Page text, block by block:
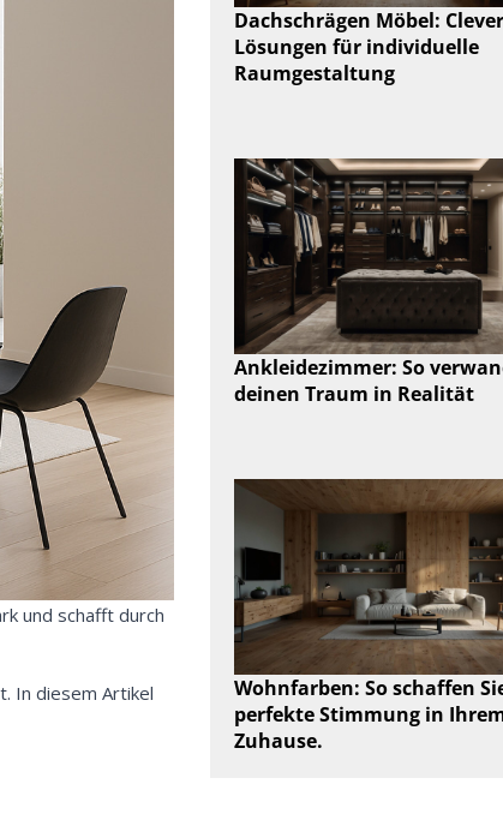
und schafft durch
In diesem Artikel
Dachschrägen Möbel:
Lösungen für individuelle
Raumgestaltung
Ankleidezimmer: So
deinen Traum in Realität
Wohnfarben: So schaffen
perfekte Stimmung in
Zuhause.